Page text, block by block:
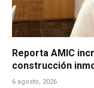
Reporta AMIC
construcción
6 agosto, 2026